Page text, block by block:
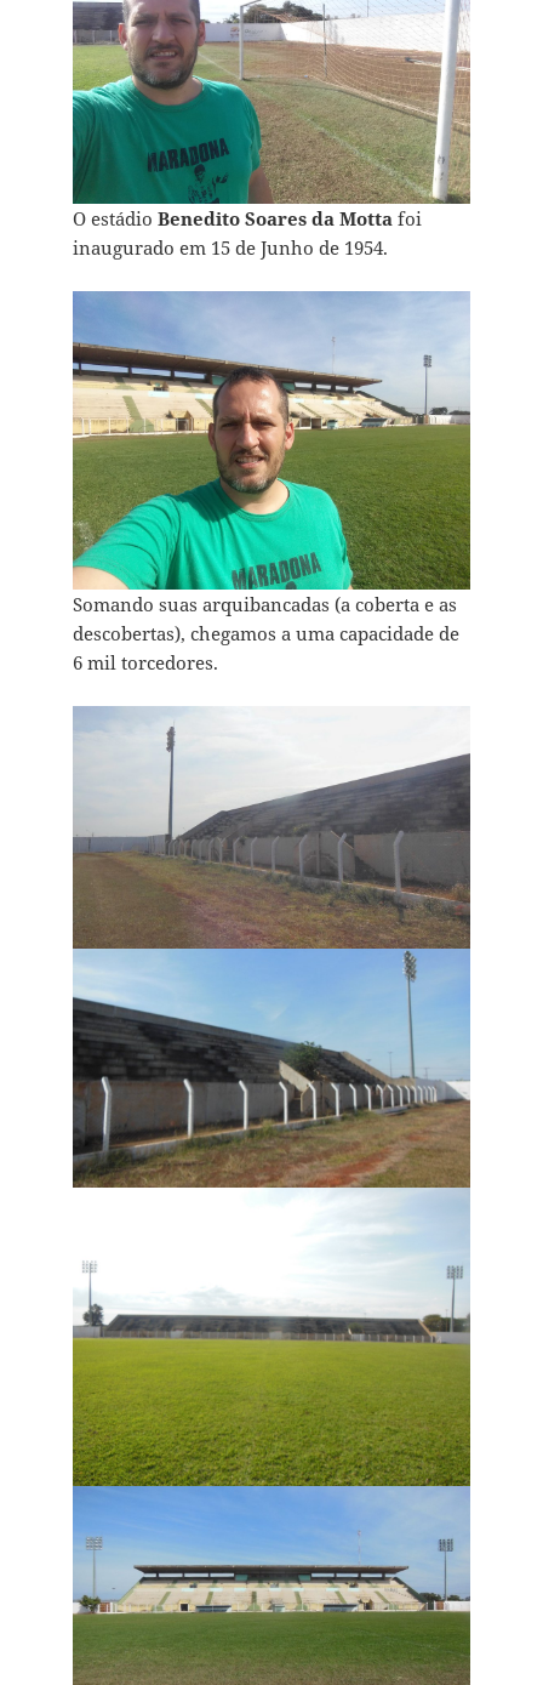
O estádio Benedito Soares da Mottafoi
inaugurado em 15 de Junho de 1954.
Somando suas arquibancadas (a coberta e as
descobertas), chegamos a uma capacidade de
6 mil torcedores.